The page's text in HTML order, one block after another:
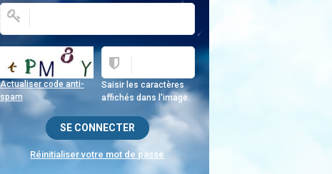
Saisir les caractères
affichés dans l'image.
Actualiser code anti-
spam
Réinitialiser votre mot de passe